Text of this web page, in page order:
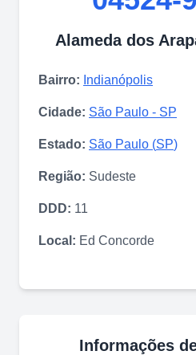
Alameda dos
Bairro: Indianópolis
Cidade: São Paulo - SP
Estado: São Paulo (SP)
Região: Sudeste
DDD: 11
Local: Ed Concorde
Informações